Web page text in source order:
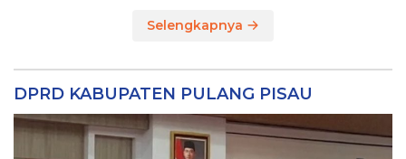
Selengkapnya
DPRD KABUPATEN PULANG PISAU